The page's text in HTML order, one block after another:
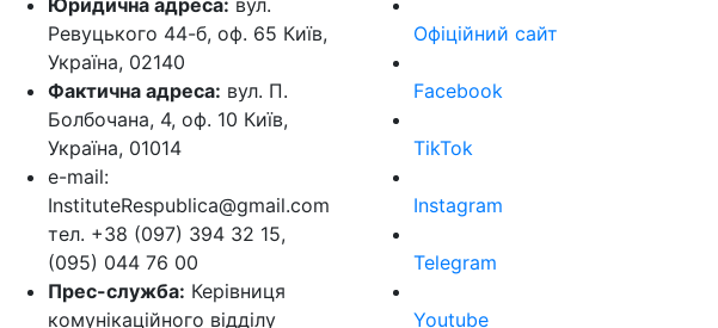
Юридична адреса: вул.
Ревуцького 44-б, оф. 65 Київ,
Україна, 02140
Фактична адреса: вул. П.
Болбочана, 4, оф. 10 Київ,
Україна, 01014
e-mail:
InstituteRespublica@gmail.com
тел. +38 (097) 394 32 15,
(095) 044 76 00
Прес-служба: Керівниця
комунікаційного відділу
Офіційний сайт
Facebook
TikTok
Instagram
Telegram
Youtube